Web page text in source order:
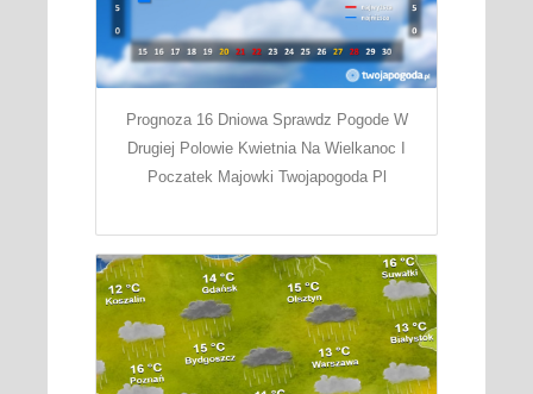
Prognoza 16 Dniowa Sprawdz Pogode W
Drugiej Polowie Kwietnia Na Wielkanoc I
Poczatek Majowki Twojapogoda Pl